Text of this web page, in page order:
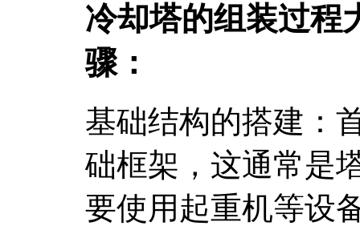
冷却塔的组装过程
骤：
基础结构的搭建：
础框架，这通常是
要使用起重机等设